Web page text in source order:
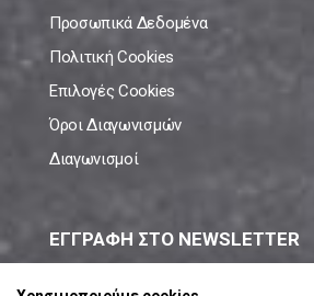
Προσωπικά Δεδομένα
Πολιτική Cookies
Επιλογές Cookies
Όροι Διαγωνισμών
Διαγωνισμοί
ΕΓΓΡΑΦΗ ΣΤΟ NEWSLETTER